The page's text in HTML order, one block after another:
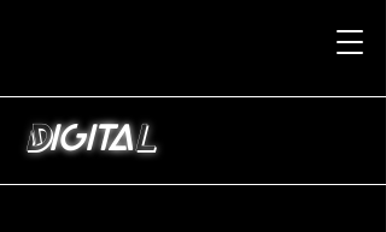
DIGITAL